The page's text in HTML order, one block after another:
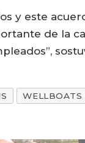
y este
de la
WELLBOATS